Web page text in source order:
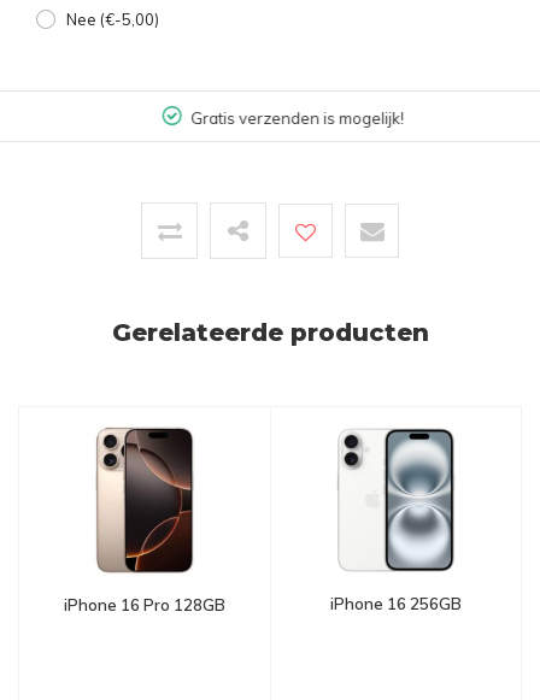
Nee (€-5,00)
Gratis verzenden is mogelijk!
Gerelateerde producten
iPhone 16 Pro 128GB iPhone 16 256GB